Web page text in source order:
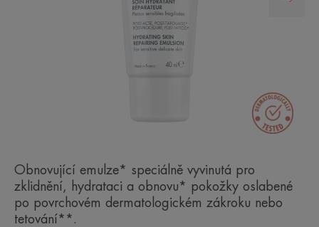
Obnovující emulze* speciálně vyvinutá pro
zklidnění, hydrataci a obnovu* pokožky oslabené
po povrchovém dermatologickém zákroku nebo
tetování**.